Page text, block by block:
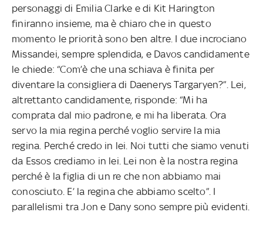
personaggi di Emilia Clarke e di Kit Harington
finiranno insieme, ma è chiaro che in questo
momento le priorità sono ben altre. I due incrociano
Missandei, sempre splendida, e Davos candidamente
le chiede: “Com’è che una schiava è finita per
diventare la consigliera di Daenerys Targaryen?”. Lei,
altrettanto candidamente, risponde: “Mi ha
comprata dal mio padrone, e mi ha liberata. Ora
servo la mia regina perché voglio servire la mia
regina. Perché credo in lei. Noi tutti che siamo venuti
da Essos crediamo in lei. Lei non è la nostra regina
perché è la figlia di un re che non abbiamo mai
conosciuto. E’ la regina che abbiamo scelto”. I
parallelismi tra Jon e Dany sono sempre più evidenti.